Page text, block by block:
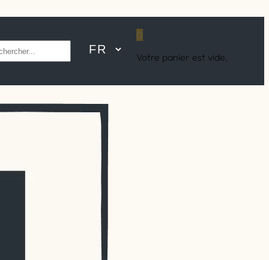
0
Votre panier est vide.